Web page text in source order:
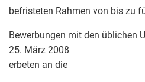
befristeten Rahmen von bis zu
Bewerbungen mit den üblichen
25. März 2008
erbeten an die